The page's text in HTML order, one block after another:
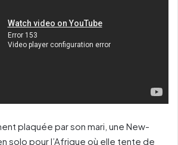
plaquée par son mari, une New-
solo pour l’Afrique où elle tente de